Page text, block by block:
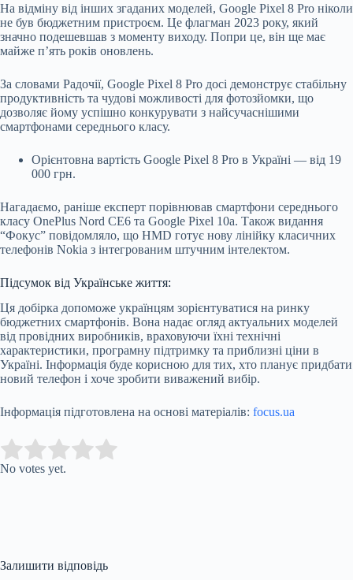
На відміну від інших згаданих моделей, Google Pixel 8 Pro ніколи
не був бюджетним пристроєм. Це флагман 2023 року, який
значно подешевшав з моменту виходу. Попри це, він ще має
майже п’ять років оновлень.
За словами Радочії, Google Pixel 8 Pro досі демонструє стабільну
продуктивність та чудові можливості для фотозйомки, що
дозволяє йому успішно конкурувати з найсучаснішими
смартфонами середнього класу.
Орієнтовна вартість Google Pixel 8 Pro в Україні — від 19
000 грн.
Нагадаємо, раніше експерт порівнював смартфони середнього
класу OnePlus Nord CE6 та Google Pixel 10a. Також видання
“Фокус” повідомляло, що HMD готує нову лінійку класичних
телефонів Nokia з інтегрованим штучним інтелектом.
Підсумок від Українське життя:
Ця добірка допоможе українцям зорієнтуватися на ринку
бюджетних смартфонів. Вона надає огляд актуальних моделей
від провідних виробників, враховуючи їхні технічні
характеристики, програмну підтримку та приблизні ціни в
Україні. Інформація буде корисною для тих, хто планує придбати
новий телефон і хоче зробити виважений вибір.
Інформація підготовлена на основі матеріалів: focus.ua
Rate this item:
No votes yet.
Залишити відповідь